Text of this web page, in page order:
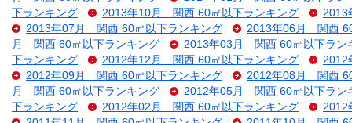
下ランキング
2013年10月 関西 60㎡以下ランキング
2013
2013年07月 関西 60㎡以下ランキング
2013年06月 関西
月 関西 60㎡以下ランキング
2013年03月 関西 60㎡以下ラン
下ランキング
2012年12月 関西 60㎡以下ランキング
2012
2012年09月 関西 60㎡以下ランキング
2012年08月 関西
月 関西 60㎡以下ランキング
2012年05月 関西 60㎡以下ラン
下ランキング
2012年02月 関西 60㎡以下ランキング
2012